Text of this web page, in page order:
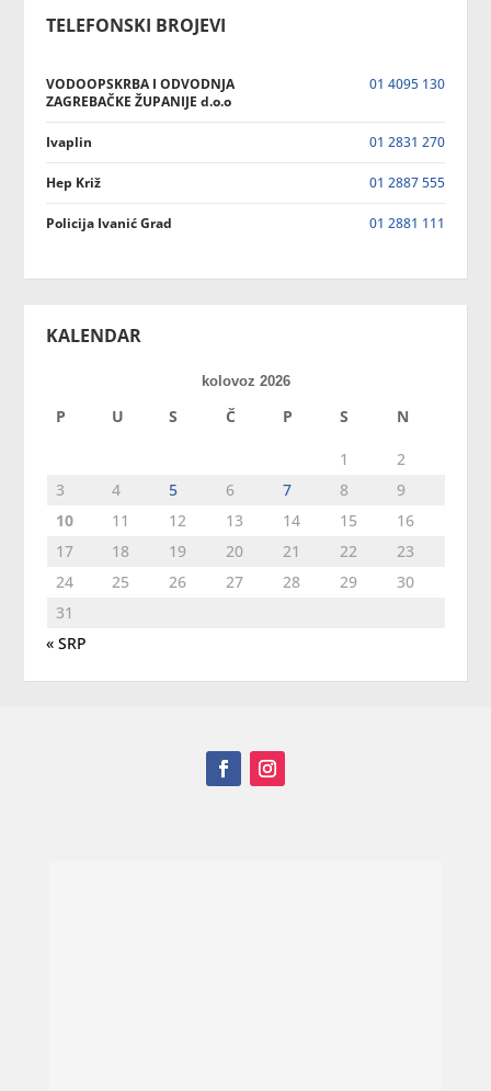
TELEFONSKI BROJEVI
VODOOPSKRBA I ODVODNJA
ZAGREBAČKE ŽUPANIJE d.o.o
01 4095 130
Ivaplin 01 2831 270
Hep Križ 01 2887 555
Policija Ivanić Grad 01 2881 111
KALENDAR
kolovoz 2026
P U S Č P S N
1
2
3
4 5 6 7 8
9
10
11 12 13 14 15
16
17
18 19 20 21 22
23
24
25 26 27 28 29
30
31
« SRP